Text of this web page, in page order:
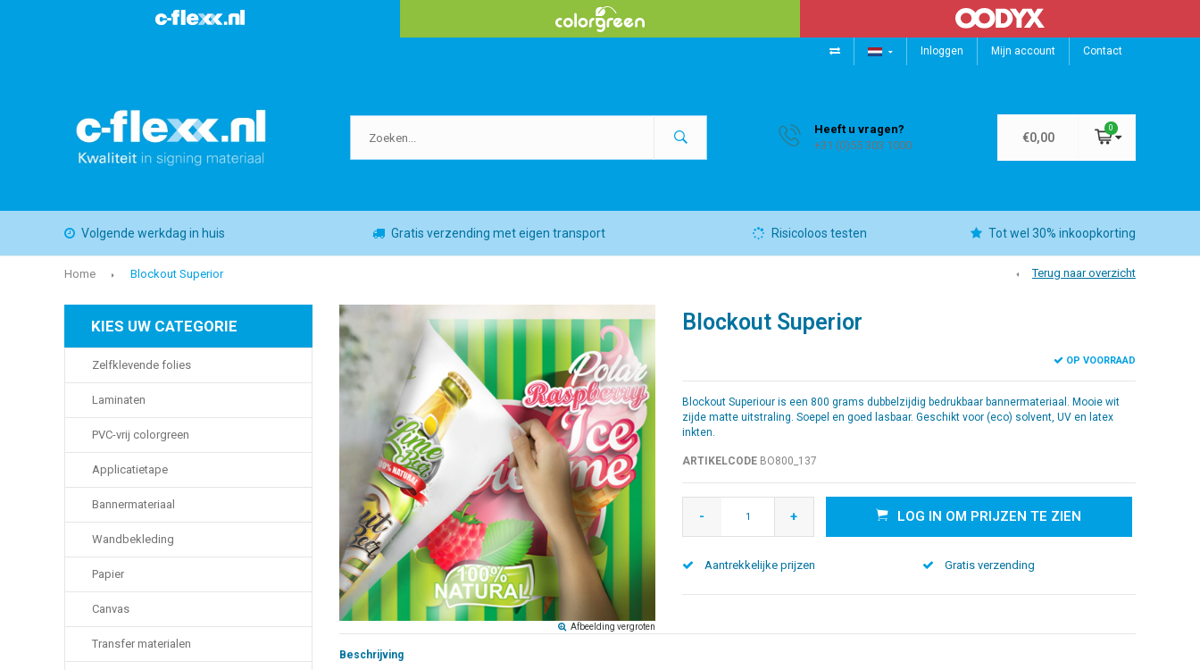
Inloggen Mijn account Contact
Heeft u vragen?
+31 (0)55 303 1000
€0,00
0
Volgende werkdag in huis Gratis verzending met eigen transport Risicoloos testen Tot wel 30% inkoopkorting
Home Blockout Superior Terug naar overzicht
KIES UW CATEGORIE
Zelfklevende folies
Laminaten
PVC-vrij colorgreen
Applicatietape
Bannermateriaal
Wandbekleding
Papier
Canvas
Transfer materialen
Afbeelding vergroten
Blockout Superior
OP VOORRAAD
Blockout Superiour is een 800 grams dubbelzijdig bedrukbaar bannermateriaal. Mooie wit
zijde matte uitstraling. Soepel en goed lasbaar. Geschikt voor (eco) solvent, UV en latex
inkten.
ARTIKELCODEBO800_137
- + LOG IN OM PRIJZEN TE ZIEN
Aantrekkelijke prijzen Gratis verzending
Beschrijving